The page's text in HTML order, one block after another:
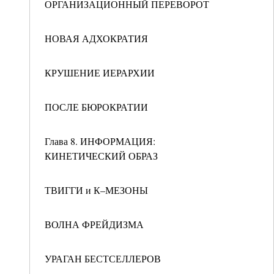
ОРГАНИЗАЦИОННЫЙ ПЕРЕВОРОТ
НОВАЯ АДХОКРАТИЯ
КРУШЕНИЕ ИЕРАРХИИ
ПОСЛЕ БЮРОКРАТИИ
Глава 8. ИНФОРМАЦИЯ:
КИНЕТИЧЕСКИЙ ОБРАЗ
ТВИГГИ и К–МЕЗОНЫ
ВОЛНА ФРЕЙДИЗМА
УРАГАН БЕСТСЕЛЛЕРОВ